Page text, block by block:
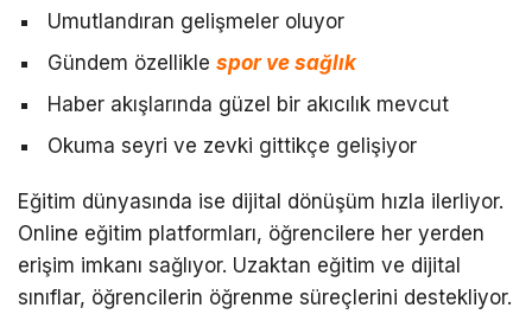
Umutlandıran gelişmeler oluyor
Gündem özellikle spor ve sağlık
Haber akışlarında güzel bir akıcılık mevcut
Okuma seyri ve zevki gittikçe gelişiyor
Eğitim dünyasında ise dijital dönüşüm hızla ilerliyor.
Online eğitim platformları, öğrencilere her yerden
erişim imkanı sağlıyor. Uzaktan eğitim ve dijital
sınıflar, öğrencilerin öğrenme süreçlerini destekliyor.